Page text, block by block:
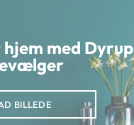
med Dyrup
BILLEDE